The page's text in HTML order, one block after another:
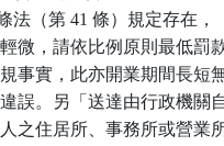
（第 41 條）規定存在，
微，請依比例原則最低罰
事實，此亦開業期間長短
誤。另「送達由行政機關
之住居所、事務所或營業